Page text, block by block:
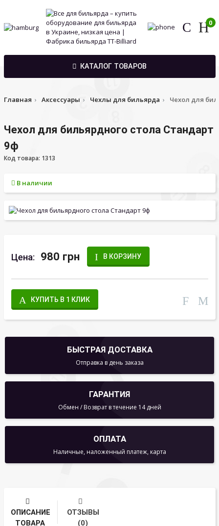
0
КАТАЛОГ ТОВАРОВ
Главная Аксессуары Чехлы для бильярда Чехол для
Чехол для бильярдного стола Стандарт
9ф
Код товара: 1313
В наличии
Цена: 980 грн В КОРЗИНУ
КУПИТЬ В 1 КЛИК
БЫСТРАЯ ДОСТАВКА
Отправка в день заказа
ГАРАНТИЯ
Обмен / Возврат в течение 14 дней
ОПЛАТА
Наличные, наложенный платеж, карта
ОПИСАНИЕ
ТОВАРА
ОТЗЫВЫ
(0)